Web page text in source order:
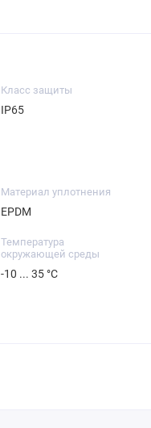
Класс защиты
IP65
Материал уплотнения
EPDM
Температура
окружающей среды
-10 ... 35 °C